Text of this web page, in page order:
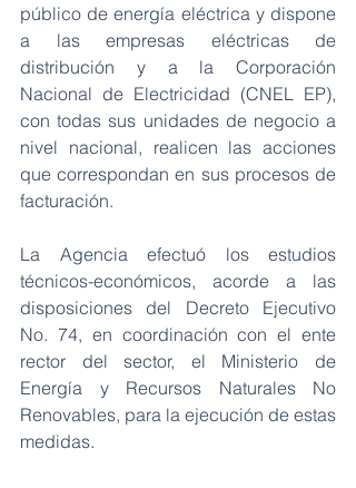
público de energía eléctrica y dispone
a las empresas eléctricas de
distribución y a la Corporación
Nacional de Electricidad (CNEL EP),
con todas sus unidades de negocio a
nivel nacional, realicen las acciones
que correspondan en sus procesos de
facturación.
La Agencia efectuó los estudios
técnicos-económicos, acorde a las
disposiciones del Decreto Ejecutivo
No. 74, en coordinación con el ente
rector del sector, el Ministerio de
Energía y Recursos Naturales No
Renovables, para la ejecución de estas
medidas.